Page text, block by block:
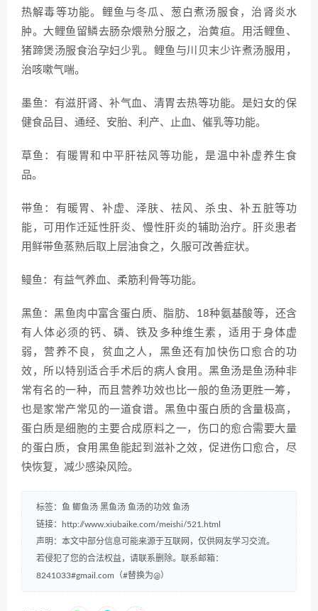
热解毒等功能。鲤鱼与冬瓜、葱白煮汤服食，治肾炎水
肿。大鲤鱼留鳞去肠杂煨熟分服之，治黄疸。用活鲤鱼、
猪蹄煲汤服食治孕妇少乳。鲤鱼与川贝末少许煮汤服用，
治咳嗽气喘。
墨鱼：有滋肝肾、补气血、清胃去热等功能。是妇女的保
健食品目、通经、安胎、利产、止血、催乳等功能。
草鱼：有暖胃和中平肝祛风等功能，是温中补虚养生食
品。
带鱼：有暖胃、补虚、泽肤、祛风、杀虫、补五脏等功
能，可用作迁延性肝炎、慢性肝炎的辅助治疗。肝炎患者
用鲜带鱼蒸熟后取上层油食之，久服可改善症状。
鳗鱼：有益气养血、柔筋利骨等功能。
黑鱼：黑鱼肉中富含蛋白质、脂肪、18种氨基酸等，还含
有人体必须的钙、磷、铁及多种维生素，适用于身体虚
弱，营养不良，贫血之人，黑鱼还有加快伤口愈合的功
效，所以特别适合手术后的病人食用。黑鱼汤是鱼汤种非
常有名的一种，而且营养功效也比一般的鱼汤更胜一筹，
也是家常产常见的一道食谱。黑鱼中蛋白质的含量极高，
蛋白质是细胞的主要合成原料之一，伤口的愈合需要大量
的蛋白质，食用黑鱼能起到滋补之效，促进伤口愈合，尽
快恢复，减少感染风险。
标签： 鱼 鲫鱼汤 黑鱼汤 鱼汤的功效 鱼汤
链接：
http://www.xiubaike.com/meishi/521.html
声明：本文中部分信息可能来源于互联网，仅供网友学习交流。
若侵犯了您的合法权益，请联系删除。联系邮箱：
8241033#gmail.com（#替换为@）